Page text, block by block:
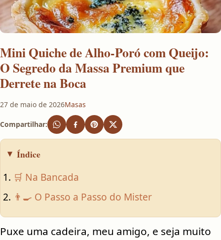
Mini Quiche de Alho-Poró com Queijo:
O Segredo da Massa Premium que
Derrete na Boca
27 de maio de 2026Masas
Compartilhar:
Índice
🛒 Na Bancada
👨‍🍳 O Passo a Passo do Mister
Puxe uma cadeira, meu amigo, e seja muito